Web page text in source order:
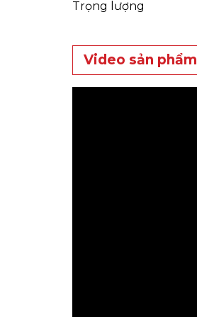
Trọng lượng
Video sản phẩm